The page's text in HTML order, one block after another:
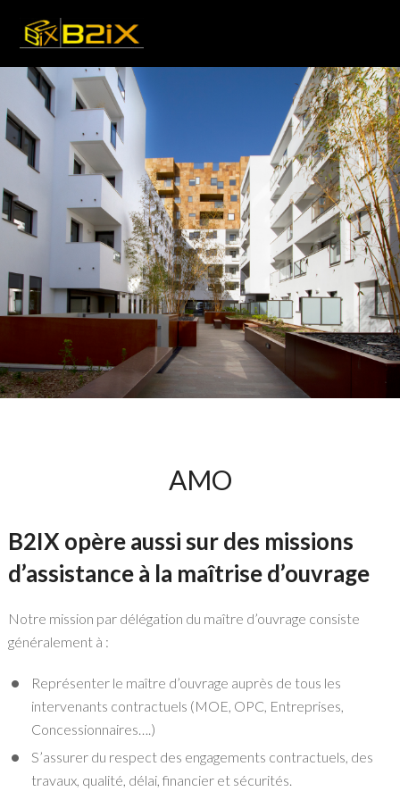
AMO
B2IX opère aussi sur des missions
d’assistance à la maîtrise d’ouvrage
Notre mission par délégation du maître d’ouvrage consiste
généralement à :
Représenter le maître d’ouvrage auprès de tous les
intervenants contractuels (MOE, OPC, Entreprises,
Concessionnaires….)
S’assurer du respect des engagements contractuels, des
travaux, qualité, délai, financier et sécurités.